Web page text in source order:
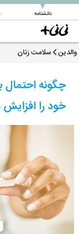
دانشنامه
▼
والدین سلامت زنان
چگونه
خود را